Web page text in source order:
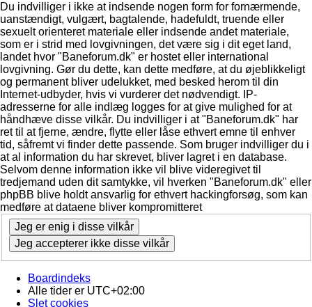
Du indvilliger i ikke at indsende nogen form for fornærmende,
uanstændigt, vulgært, bagtalende, hadefuldt, truende eller
sexuelt orienteret materiale eller indsende andet materiale,
som er i strid med lovgivningen, det være sig i dit eget land,
landet hvor "Baneforum.dk" er hostet eller international
lovgivning. Gør du dette, kan dette medføre, at du øjeblikkeligt
og permanent bliver udelukket, med besked herom til din
Internet-udbyder, hvis vi vurderer det nødvendigt. IP-
adresserne for alle indlæg logges for at give mulighed for at
håndhæve disse vilkår. Du indvilliger i at "Baneforum.dk" har
ret til at fjerne, ændre, flytte eller låse ethvert emne til enhver
tid, såfremt vi finder dette passende. Som bruger indvilliger du i
at al information du har skrevet, bliver lagret i en database.
Selvom denne information ikke vil blive videregivet til
tredjemand uden dit samtykke, vil hverken "Baneforum.dk" eller
phpBB blive holdt ansvarlig for ethvert hackingforsøg, som kan
medføre at dataene bliver kompromitteret
Boardindeks
Alle tider er UTC+02:00
Slet cookies